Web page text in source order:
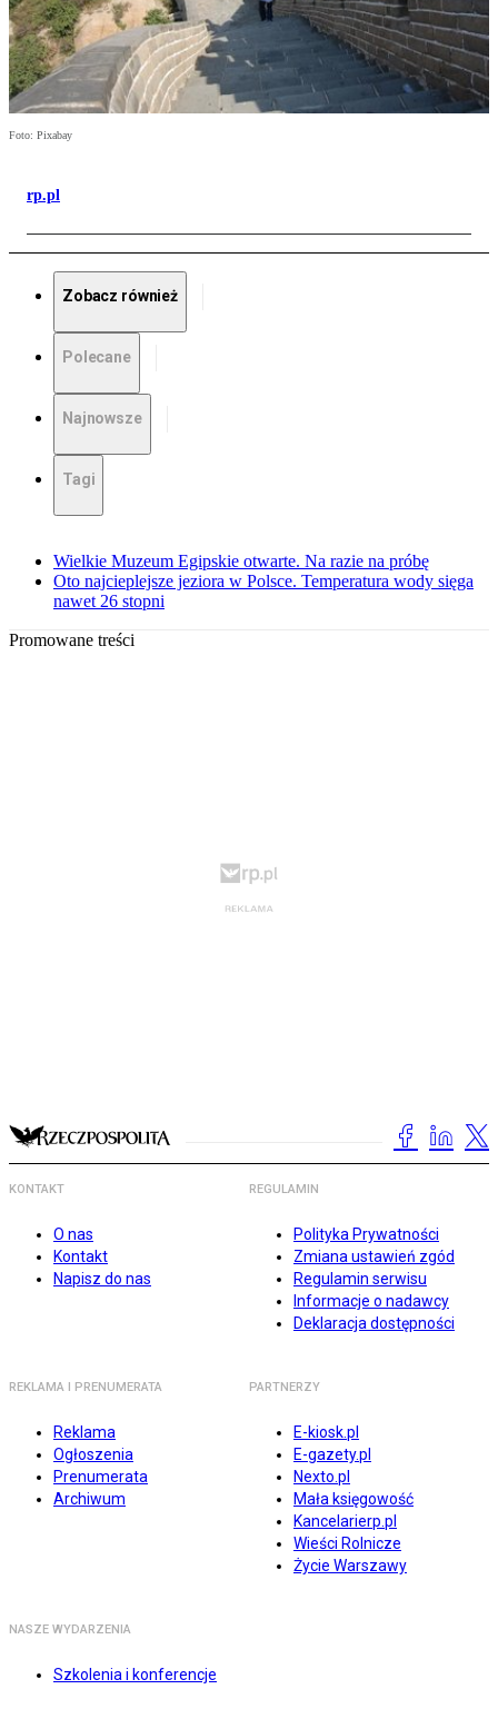
Foto: Pixabay
rp.pl
Zobacz również
Polecane
Najnowsze
Tagi
Wielkie Muzeum Egipskie otwarte. Na razie na próbę
Oto najcieplejsze jeziora w Polsce. Temperatura wody sięga
nawet 26 stopni
Promowane treści
KONTAKT
O nas
Kontakt
Napisz do nas
REGULAMIN
Polityka Prywatności
Zmiana ustawień zgód
Regulamin serwisu
Informacje o nadawcy
Deklaracja dostępności
REKLAMA I PRENUMERATA
Reklama
Ogłoszenia
Prenumerata
Archiwum
PARTNERZY
E-kiosk.pl
E-gazety.pl
Nexto.pl
Mała księgowość
Kancelarierp.pl
Wieści Rolnicze
Życie Warszawy
NASZE WYDARZENIA
Szkolenia i konferencje